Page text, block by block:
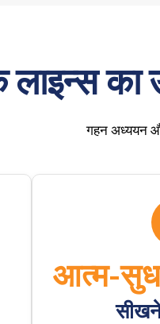
का
गहन अध्ययन
आत्म-